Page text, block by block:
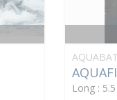
AQUABAT
Long :